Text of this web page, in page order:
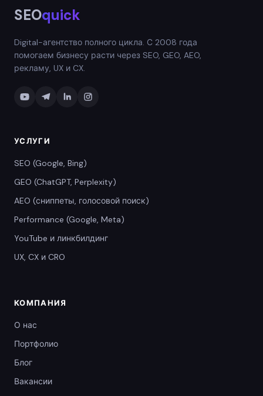
SEOquick
Digital-агентство полного цикла. С 2008 года
помогаем бизнесу расти через SEO, GEO, AEO,
рекламу, UX и CX.
УСЛУГИ
SEO (Google, Bing)
GEO (ChatGPT, Perplexity)
AEO (сниппеты, голосовой поиск)
Performance (Google, Meta)
YouTube и линкбилдинг
UX, CX и CRO
КОМПАНИЯ
О нас
Портфолио
Блог
Вакансии